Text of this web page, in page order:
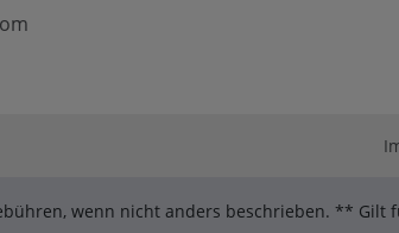
wenn nicht anders beschrieben. ** Gilt